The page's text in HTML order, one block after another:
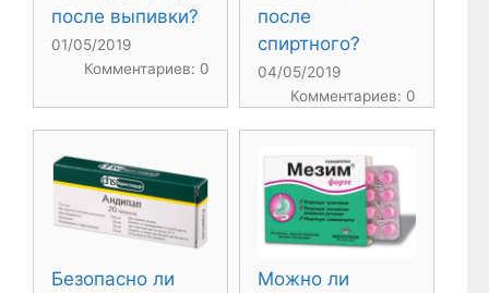
после выпивки?
01/05/2019
Комментариев: 0
после
спиртного?
04/05/2019
Комментариев: 0
Безопасно ли
Можно ли